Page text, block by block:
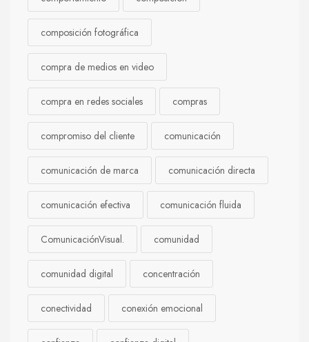
composición fotográfica
compra de medios en video
compra en redes sociales compras
compromiso del cliente comunicación
comunicación de marca comunicación directa
comunicación efectiva comunicación fluida
ComunicaciónVisual. comunidad
comunidad digital concentración
conectividad conexión emocional